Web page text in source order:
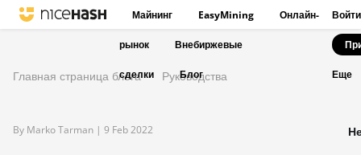
Майнинг EasyMining Онлайн-
рынок Внебиржевые
сделки Блог
Войти
Еще
Главная страница блога Руководства
By Marko Tarman | 9 Feb 2022